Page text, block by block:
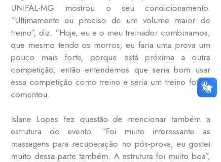
UNIFAL-MG mostrou o seu condicionamento.
“Ultimamente eu preciso de um volume maior de
treino”, diz. “Hoje, eu e o meu treinador combinamos,
que mesmo tendo os morros, eu faria uma prova um
pouco mais forte, porque está próxima a outra
competição, então entendemos que seria bom usar
essa competição como treino e seria um treino forte”,
comentou.
Islane Lopes fez questão de mencionar também a
estrutura do evento. “Foi muito interessante as
massagens para recuperação no pós-prova, eu gostei
muito dessa parte também. A estrutura foi muito boa”,